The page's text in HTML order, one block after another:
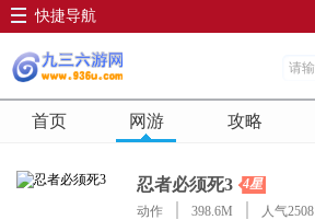
快捷导航
首页 网游 攻略
忍者必须死3
4星
动作
398.6M
人气2508